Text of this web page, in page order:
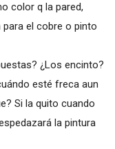
color q la pared,
el cobre o pinto
¿Los encinto?
esté freca aun
Si la quito cuando
la pintura